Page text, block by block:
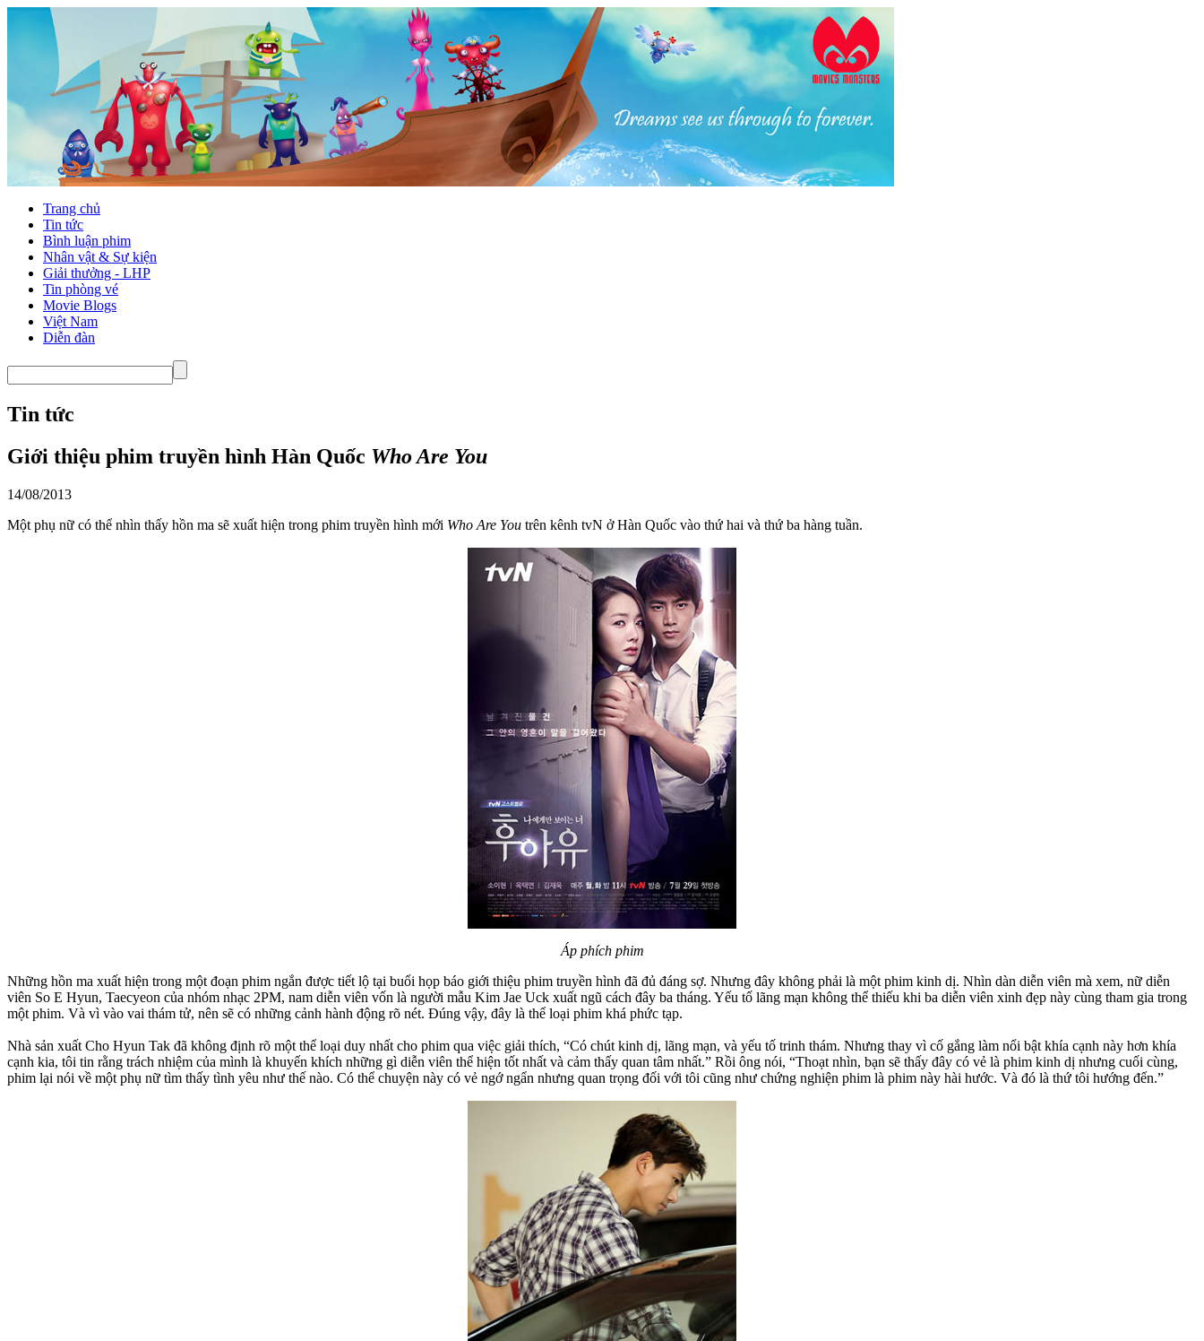
Trang chủ
Tin tức
Bình luận phim
Nhân vật & Sự kiện
Giải thưởng - LHP
Tin phòng vé
Movie Blogs
Việt Nam
Diễn đàn
Tin tức
Giới thiệu phim truyền hình Hàn Quốc Who Are You
14/08/2013
Một phụ nữ có thể nhìn thấy hồn ma sẽ xuất hiện trong phim truyền hình mới Who Are You trên kênh tvN ở Hàn Quốc vào thứ hai và thứ ba hàng tuần.
Áp phích phim
Những hồn ma xuất hiện trong một đoạn phim ngắn được tiết lộ tại buổi họp báo giới thiệu phim truyền hình đã đủ đáng sợ. Nhưng đây không phải là một phim kinh dị. Nhìn dàn diễn viên mà xem, nữ diễn
viên So E Hyun, Taecyeon của nhóm nhạc 2PM, nam diễn viên vốn là người mẫu Kim Jae Uck xuất ngũ cách đây ba tháng. Yếu tố lãng mạn không thể thiếu khi ba diễn viên xinh đẹp này cùng tham gia trong
một phim. Và vì vào vai thám tử, nên sẽ có những cảnh hành động rõ nét. Đúng vậy, đây là thể loại phim khá phức tạp.
Nhà sản xuất Cho Hyun Tak đã không định rõ một thể loại duy nhất cho phim qua việc giải thích, “Có chút kinh dị, lãng mạn, và yếu tố trinh thám. Nhưng thay vì cố gắng làm nổi bật khía cạnh này hơn khía
cạnh kia, tôi tin rằng trách nhiệm của mình là khuyến khích những gì diễn viên thể hiện tốt nhất và cảm thấy quan tâm nhất.” Rồi ông nói, “Thoạt nhìn, bạn sẽ thấy đây có vẻ là phim kinh dị nhưng cuối cùng,
phim lại nói về một phụ nữ tìm thấy tình yêu như thế nào. Có thể chuyện này có vẻ ngớ ngẩn nhưng quan trọng đối với tôi cũng như chứng nghiện phim là phim này hài hước. Và đó là thứ tôi hướng đến.”